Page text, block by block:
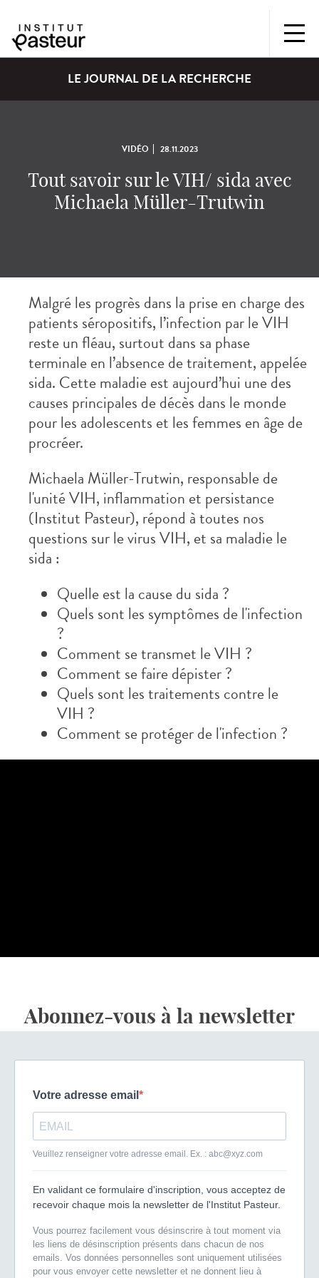
LE JOURNAL DE LA RECHERCHE
VIDÉO 28.11.2023
Tout savoir sur le VIH/ sida avec
Michaela Müller-Trutwin
Malgré les progrès dans la prise en charge des
patients séropositifs, l’infection par le VIH
reste un fléau, surtout dans sa phase
terminale en l’absence de traitement, appelée
sida. Cette maladie est aujourd’hui une des
causes principales de décès dans le monde
pour les adolescents et les femmes en âge de
procréer.
Michaela Müller-Trutwin, responsable de
l'unité VIH, inflammation et persistance
(Institut Pasteur), répond à toutes nos
questions sur le virus VIH, et sa maladie le
sida :
Quelle est la cause du sida ?
Quels sont les symptômes de l'infection
?
Comment se transmet le VIH ?
Comment se faire dépister ?
Quels sont les traitements contre le
VIH ?
Comment se protéger de l'infection ?
Abonnez-vous à la newsletter